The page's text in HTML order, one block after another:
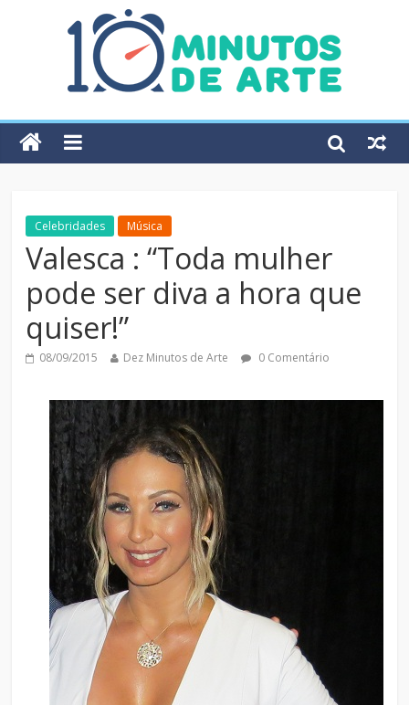
Celebridades Música
Valesca : “Toda mulher
pode ser diva a hora que
quiser!”
08/09/2015 Dez Minutos de Arte 0 Comentário